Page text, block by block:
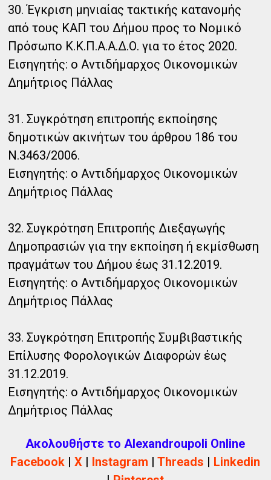
30. Έγκριση μηνιαίας τακτικής κατανομής
από τους ΚΑΠ του Δήμου προς το Νομικό
Πρόσωπο Κ.Κ.Π.Α.Α.Δ.Ο. για το έτος 2020.
Εισηγητής: ο Αντιδήμαρχος Οικονομικών
Δημήτριος Πάλλας
31. Συγκρότηση επιτροπής εκποίησης
δημοτικών ακινήτων του άρθρου 186 του
Ν.3463/2006.
Εισηγητής: ο Αντιδήμαρχος Οικονομικών
Δημήτριος Πάλλας
32. Συγκρότηση Επιτροπής Διεξαγωγής
Δημοπρασιών για την εκποίηση ή εκμίσθωση
πραγμάτων του Δήμου έως 31.12.2019.
Εισηγητής: ο Αντιδήμαρχος Οικονομικών
Δημήτριος Πάλλας
33. Συγκρότηση Επιτροπής Συμβιβαστικής
Επίλυσης Φορολογικών Διαφορών έως
31.12.2019.
Εισηγητής: ο Αντιδήμαρχος Οικονομικών
Δημήτριος Πάλλας
Ακολουθήστε το Alexandroupoli Online
Facebook |X | Instagram |Threads | Linkedin